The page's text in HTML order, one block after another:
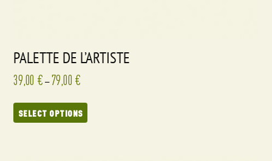
PALETTE DE L’ARTISTE
39,00 € –79,00 €
SELECT OPTIONS